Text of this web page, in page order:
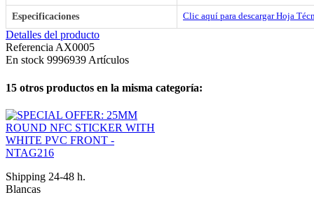
Especificaciones Clic aquí para descargar Hoja
Detalles del producto
ReferenciaAX0005
En stock 9996939 Artículos
15 otros productos en la misma categoría:
Shipping 24-48 h.
Blancas